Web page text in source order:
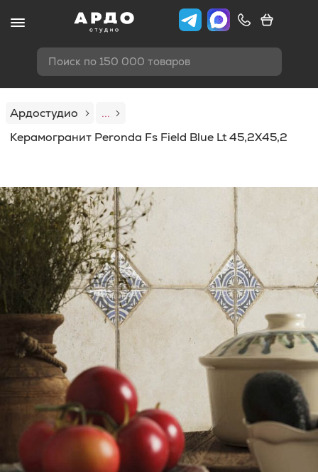
Поиск по 150 000 товаров
Ардостудио
...
Керамогранит Peronda Fs Field Blue Lt 45,2X45,2